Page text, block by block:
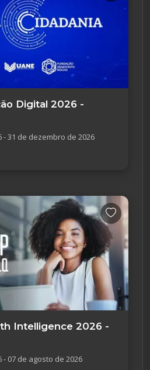
Digital 2026 -
- 31 de dezembro de 2026
Intelligence 2026 -
- 07 de agosto de 2026